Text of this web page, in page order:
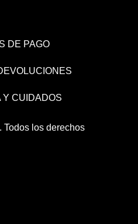
DE PAGO
Y CUIDADOS
Todos los derechos